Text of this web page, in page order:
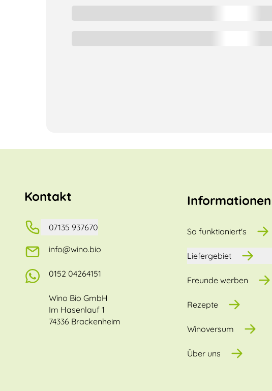
Kontakt
07135 937670
info@wino.bio
0152 04264151
Wino Bio GmbH
Im Hasenlauf 1
74336 Brackenheim
Informationen
So funktioniert's
Liefergebiet
Freunde werben
Rezepte
Winoversum
Über uns